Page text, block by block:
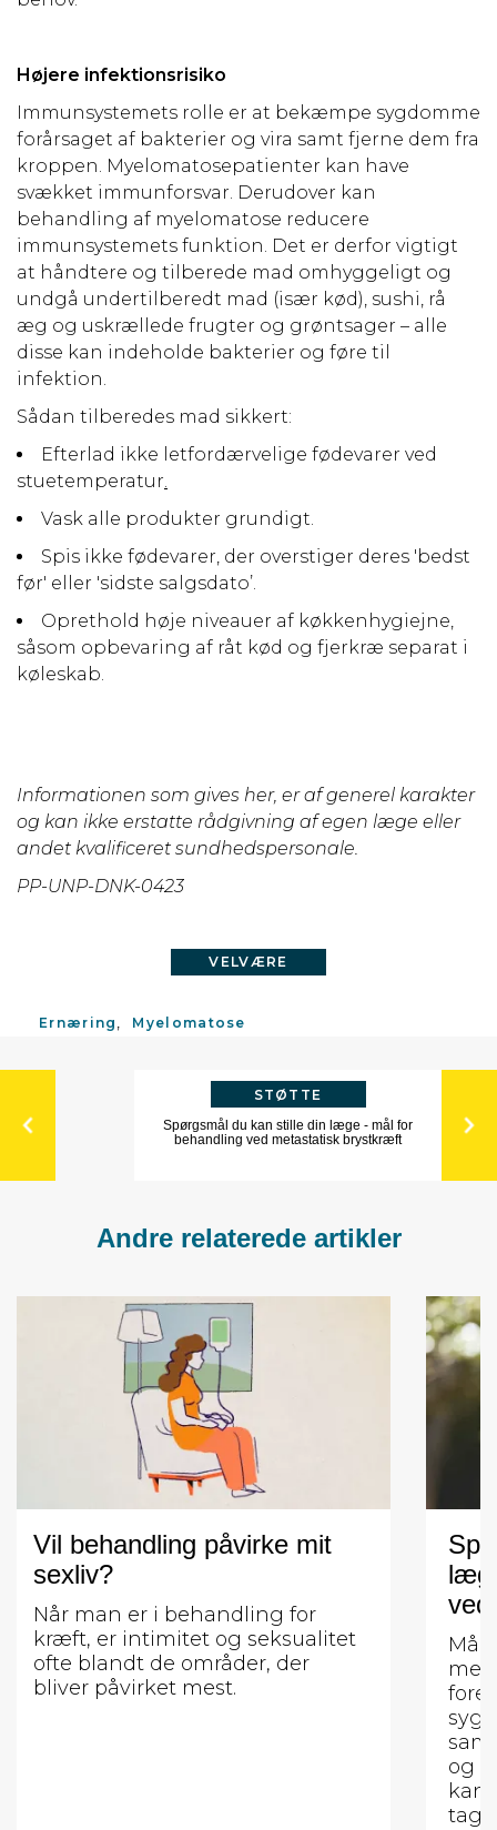
Højere infektionsrisiko
Immunsystemets rolle er at bekæmpe sygdomme
forårsaget af bakterier og vira samt fjerne dem fra
kroppen. Myelomatosepatienter kan have
svækket immunforsvar. Derudover kan
behandling af myelomatose reducere
immunsystemets funktion. Det er derfor vigtigt
at håndtere og tilberede mad omhyggeligt og
undgå undertilberedt mad (især kød), sushi, rå
æg og uskrællede frugter og grøntsager – alle
disse kan indeholde bakterier og føre til
infektion.
Sådan tilberedes mad sikkert:
Efterlad ikke letfordærvelige fødevarer ved
stuetemperatur.
Vask alle produkter grundigt.
Spis ikke fødevarer, der overstiger deres 'bedst
før' eller 'sidste salgsdato’.
Oprethold høje niveauer af køkkenhygiejne,
såsom opbevaring af råt kød og fjerkræ separat i
køleskab.
Informationen som gives her, er af generel karakter
og kan ikke erstatte rådgivning af egen læge eller
andet kvalificeret sundhedspersonale.
PP-UNP-DNK-0423
VELVÆRE
Ernæring Myelomatose
STØTTE
Spørgsmål du kan stille din læge - mål for
behandling ved metastatisk brystkræft
Andre relaterede artikler
Vil behandling påvirke mit
sexliv?
Når man er i behandling for
kræft, er intimitet og seksualitet
ofte blandt de områder, der
bliver påvirket mest.
og
kan